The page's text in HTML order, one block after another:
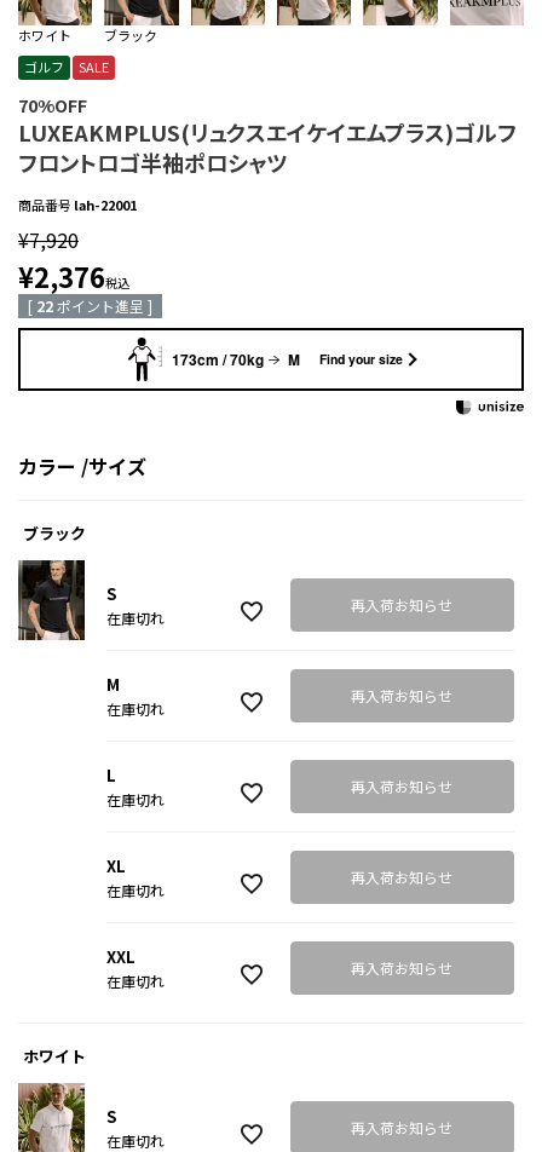
ホワイト
ブラック
ゴルフ
SALE
70%OFF
LUXEAKMPLUS(リュクスエイケイエムプラス)ゴルフ
フロントロゴ半袖ポロシャツ
商品番号 lah-22001
¥7,920
¥2,376税込
[ 22ポイント進呈 ]
173cm / 70kg M Find your size
カラー サイズ
ブラック
S
在庫切れ
再入荷お知らせ
M
在庫切れ
再入荷お知らせ
L
在庫切れ
再入荷お知らせ
XL
在庫切れ
再入荷お知らせ
XXL
在庫切れ
再入荷お知らせ
ホワイト
S
在庫切れ
再入荷お知らせ